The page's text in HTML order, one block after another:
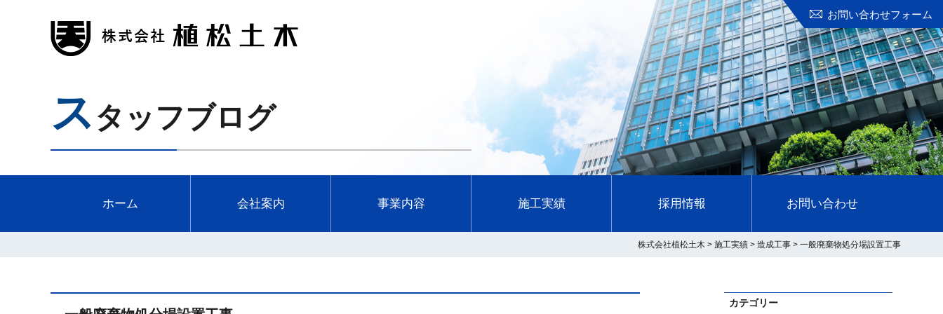
お問い合わせフォーム
スタッフブログ
ホーム 会社案内 事業内容 施工実績 採用情報 お問い合わせ
株式会社植松土木 > 施工実績 > 造成工事 > 一般廃棄物処分場設置工事
カテゴリー